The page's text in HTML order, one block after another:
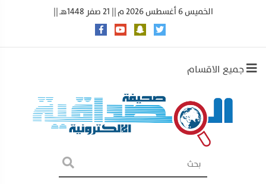
الخميس 6 أغسطس 2026 م || 21 صفر 1448هـ ||
جميع الاقسام